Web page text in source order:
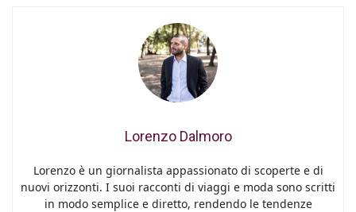
Lorenzo Dalmoro
Lorenzo è un giornalista appassionato di scoperte e di
nuovi orizzonti. I suoi racconti di viaggi e moda sono scritti
in modo semplice e diretto, rendendo le tendenze